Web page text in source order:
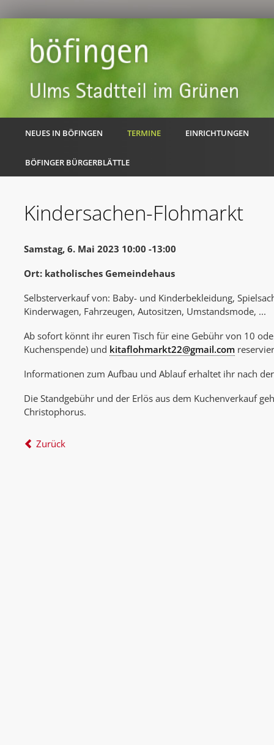
NEUES IN BÖFINGEN TERMINE EINRICHTUNGEN
BÖFINGER BÜRGERBLÄTTLE
Kindersachen-Flohmarkt
Samstag, 6. Mai 2023 10:00 -13:00
Ort: katholisches Gemeindehaus
Selbsterverkauf von: Baby- und Kinderbekleidung,
Kinderwagen, Fahrzeugen, Autositzen, Umstandsmode, ...
Ab sofort könnt ihr euren Tisch für eine Gebühr von 10
Kuchenspende) und kitaflohmarkt22@gmail.com
Informationen zum Aufbau und Ablauf erhaltet ihr nach
Die Standgebühr und der Erlös aus dem Kuchenverkauf
Christophorus.
Zurück